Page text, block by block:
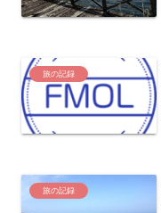
旅の記録
旅の記録